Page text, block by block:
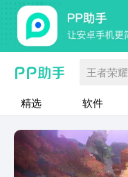
王者荣耀
精选 软件